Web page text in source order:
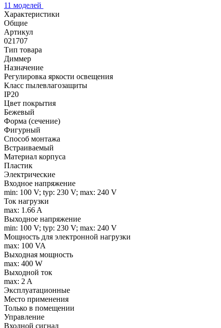
11 моделей
Характеристики
Общие
Артикул
021707
Тип товара
Диммер
Назначение
Регулировка яркости освещения
Класс пылевлагозащиты
IP20
Цвет покрытия
Бежевый
Форма (сечение)
Фигурный
Способ монтажа
Встраиваемый
Материал корпуса
Пластик
Электрические
Входное напряжение
min: 100 V; typ: 230 V; max: 240 V
Ток нагрузки
max: 1.66 A
Выходное напряжение
min: 100 V; typ: 230 V; max: 240 V
Мощность для электронной нагрузки
max: 100 VA
Выходная мощность
max: 400 W
Выходной ток
max: 2 A
Эксплуатационные
Место применения
Только в помещении
Управление
Входной сигнал